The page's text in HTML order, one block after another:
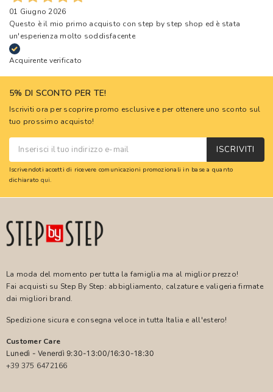
01 Giugno 2026
Questo è il mio primo acquisto con step by step shop ed è stata
un'esperienza molto soddisfacente
Acquirente verificato
5% DI SCONTO PER TE!
Iscriviti ora per scoprire promo esclusive e per ottenere uno sconto sul
tuo prossimo acquisto!
ISCRIVITI
Iscrivendoti accetti di ricevere comunicazioni promozionali in base a quanto
dichiarato qui.
La moda del momento per tutta la famiglia ma al miglior prezzo!
Fai acquisti su Step By Step: abbigliamento, calzature e valigeria firmate
dai migliori brand.
Spedizione sicura e consegna veloce in tutta Italia e all'estero!
Customer Care
Lunedì - Venerdì 9:30-13:00/16:30-18:30
+39 375 6472166